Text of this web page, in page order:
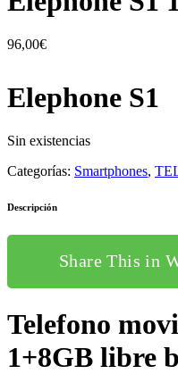
96,00€
Elephone S1
Sin existencias
Categorías: Smartphones,
Descripción
Share This in
Telefono
1+8GB libre